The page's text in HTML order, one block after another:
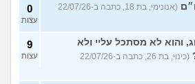
(אנונימי, בת 18, כתבה ב-22/07/26
0
עצות
והוא לא מסתכל עליי ולא
(כינוי, בת 26, כתבה ב-22/07/26
9
עצות